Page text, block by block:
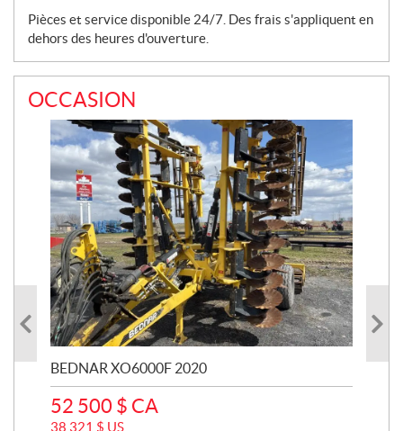
Pièces et service disponible 24/7. Des frais s'appliquent en
dehors des heures d'ouverture.
OCCASION
BEDNAR XO6000F 2020
52 500 $ CA
38 321 $ US